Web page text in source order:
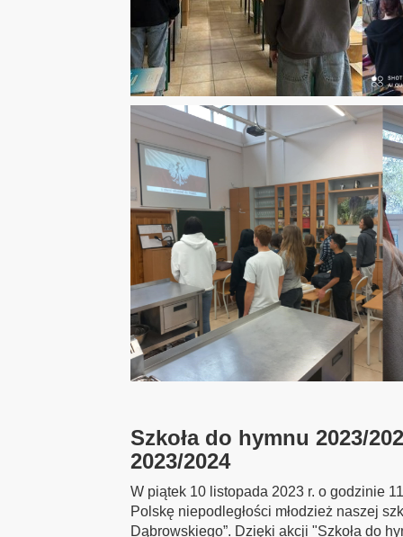
Szkoła do hymnu 2023/
2023/2024
W piątek 10 listopada 2023 r. o godzinie
Polskę niepodległości młodzież naszej
Dąbrowskiego”. Dzięki akcji "Szkoła do